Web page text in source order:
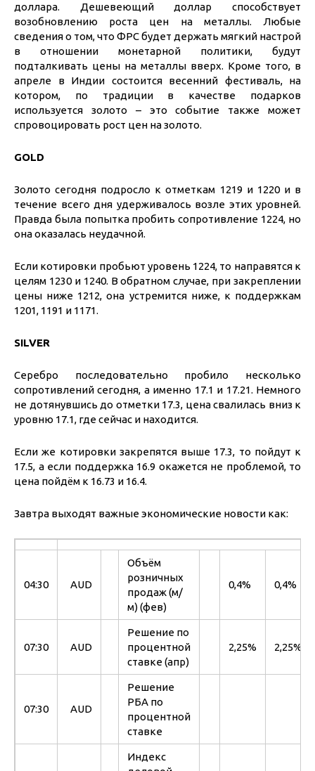
доллара. Дешевеющий доллар способствует
возобновлению роста цен на металлы. Любые
сведения о том, что ФРС будет держать мягкий настрой
в отношении монетарной политики, будут
подталкивать цены на металлы вверх. Кроме того, в
апреле в Индии состоится весенний фестиваль, на
котором, по традиции в качестве подарков
используется золото – это событие также может
спровоцировать рост цен на золото.
GOLD
Золото сегодня подросло к отметкам 1219 и 1220 и в
течение всего дня удерживалось возле этих уровней.
Правда была попытка пробить сопротивление 1224, но
она оказалась неудачной.
Если котировки пробьют уровень 1224, то направятся к
целям 1230 и 1240. В обратном случае, при закреплении
цены ниже 1212, она устремится ниже, к поддержкам
1201, 1191 и 1171.
SILVER
Серебро последовательно пробило несколько
сопротивлений сегодня, а именно 17.1 и 17.21. Немного
не дотянувшись до отметки 17.3, цена свалилась вниз к
уровню 17.1, где сейчас и находится.
Если же котировки закрепятся выше 17.3, то пойдут к
17.5, а если поддержка 16.9 окажется не проблемой, то
цена пойдём к 16.73 и 16.4.
Завтра выходят важные экономические новости как:
04:30 AUD
Объём
розничных
продаж (м/
м) (фев)
0,4% 0,4%
07:30 AUD
Решение по
процентной
ставке (апр)
2,25% 2,25%
07:30 AUD
Решение
РБА по
процентной
ставке
Индекс